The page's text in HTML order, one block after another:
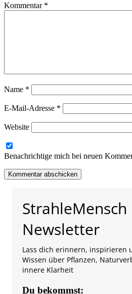
Kommentar *
Name *
E-Mail-Adresse *
Website
Benachrichtige mich bei neuen
StrahleMensch
Newsletter
Lass dich erinnern, inspirieren
Wissen über Pflanzen,
innere Klarheit
Du bekommst: